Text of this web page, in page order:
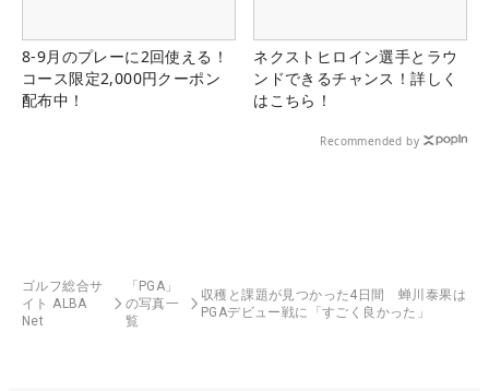
8-9月のプレーに2回使える！
コース限定2,000円クーポン
配布中！
ネクストヒロイン選手とラウ
ンドできるチャンス！詳しく
はこちら！
Recommended by
ゴルフ総合サ
イト ALBA
Net
「PGA」
の写真一
覧
収穫と課題が見つかった4日間 蝉川泰果は
PGAデビュー戦に「すごく良かった」